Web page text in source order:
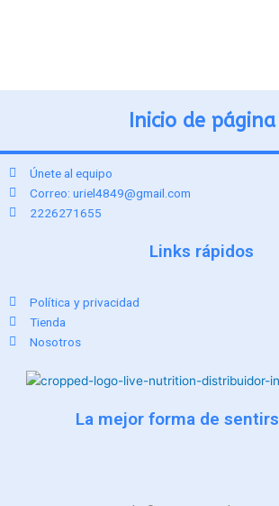
Inicio de página
Únete al equipo
Correo: uriel4849@gmail.com
2226271655
Links rápidos
Política y privacidad
Tienda
Nosotros
La mejor forma de